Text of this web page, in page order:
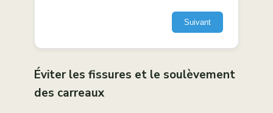
Suivant
Éviter les fissures et le soulèvement
des carreaux